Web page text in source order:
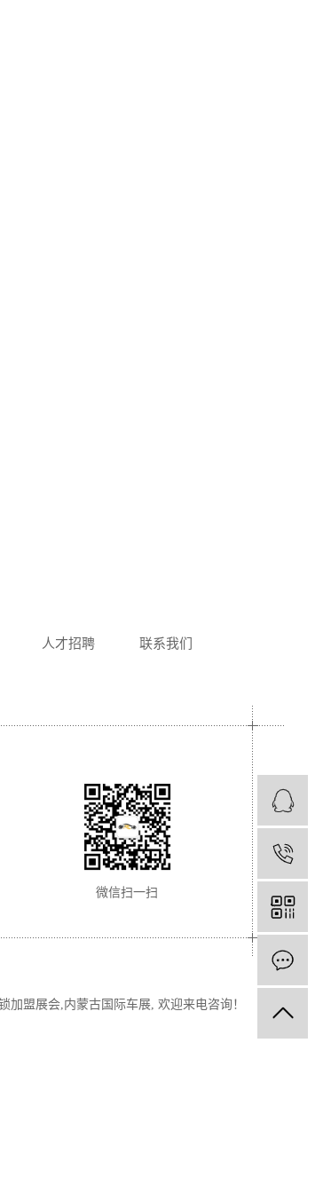
人才招聘
联系我们
微信扫一扫
加盟展会, 内蒙古国际车展, 欢迎来电咨询！